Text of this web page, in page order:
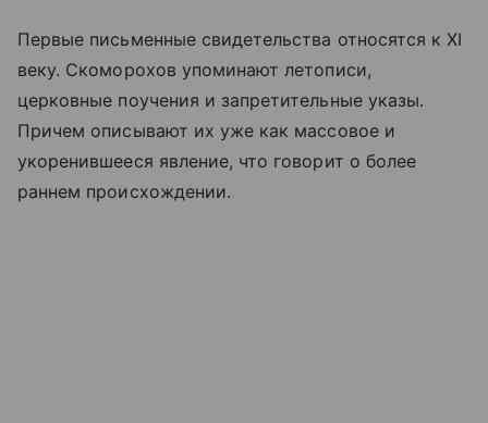
Первые письменные свидетельства относятся к XI
веку. Скоморохов упоминают летописи,
церковные поучения и запретительные указы.
Причем описывают их уже как массовое и
укоренившееся явление, что говорит о более
раннем происхождении.